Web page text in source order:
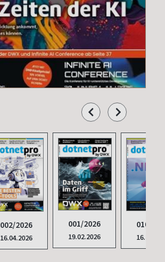
002/2026
16.04.2026
001/2026
19.02.2026
010/